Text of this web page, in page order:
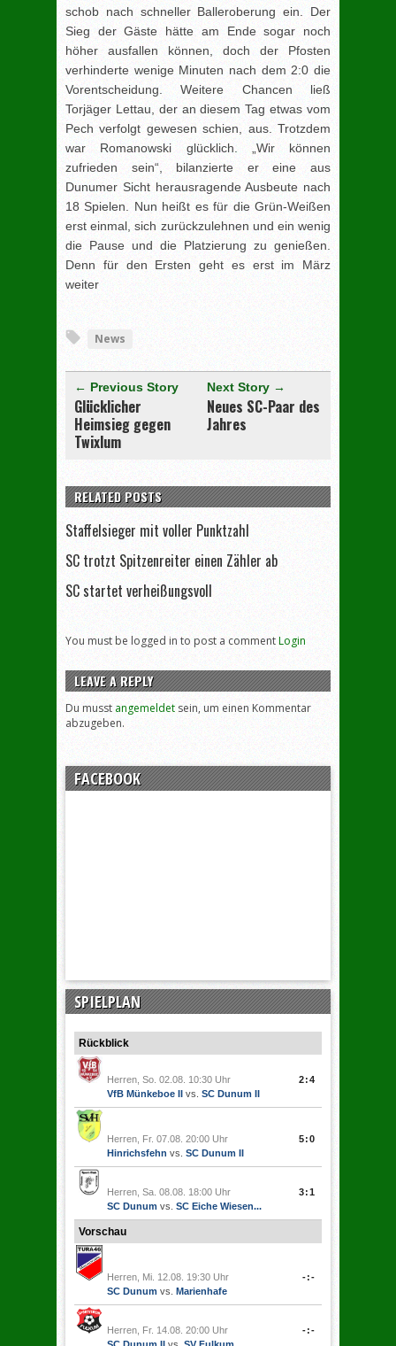
schob nach schneller Balleroberung ein. Der
Sieg der Gäste hätte am Ende sogar noch
höher ausfallen können, doch der Pfosten
verhinderte wenige Minuten nach dem 2:0 die
Vorentscheidung. Weitere Chancen ließ
Torjäger Lettau, der an diesem Tag etwas vom
Pech verfolgt gewesen schien, aus. Trotzdem
war Romanowski glücklich. „Wir können
zufrieden sein“, bilanzierte er eine aus
Dunumer Sicht herausragende Ausbeute nach
18 Spielen. Nun heißt es für die Grün-Weißen
erst einmal, sich zurückzulehnen und ein wenig
die Pause und die Platzierung zu genießen.
Denn für den Ersten geht es erst im März
weiter
News
← Previous Story
Glücklicher
Heimsieg gegen
Twixlum
Next Story →
Neues SC-Paar des
Jahres
RELATED POSTS
Staffelsieger mit voller Punktzahl
SC trotzt Spitzenreiter einen Zähler ab
SC startet verheißungsvoll
You must be logged in to post a commentLogin
LEAVE A REPLY
Du musst angemeldetsein, um einen Kommentar
abzugeben.
FACEBOOK
SPIELPLAN
Rückblick
Herren, So. 02.08. 10:30 Uhr
VfB Münkeboe II vs. SC Dunum II
2:4
Herren, Fr. 07.08. 20:00 Uhr
Hinrichsfehn vs. SC Dunum II
5:0
Herren, Sa. 08.08. 18:00 Uhr
SC Dunum vs. SC Eiche Wiesen...
3:1
Vorschau
Herren, Mi. 12.08. 19:30 Uhr
SC Dunum vs. Marienhafe
-:-
Herren, Fr. 14.08. 20:00 Uhr
-:-